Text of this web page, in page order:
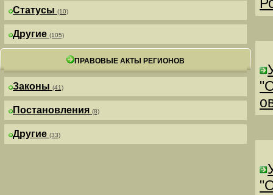
Статусы (10)
Другие (105)
ПРАВОВЫЕ АКТЫ РЕГИОНОВ
Законы (41)
Постановления (8)
Другие (33)